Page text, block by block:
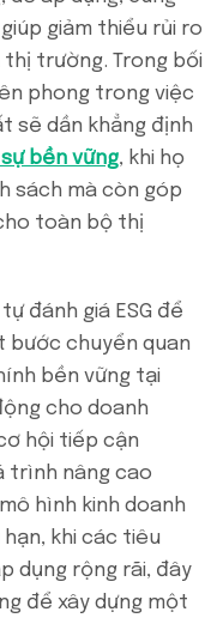
giảm thiểu rủi ro
trường. Trong bối
phong trong việc
sẽ dần khẳng định
bền vững, khi họ
sách mà còn góp
toàn bộ thị
đánh giá ESG để
bước chuyển quan
bền vững tại
cho doanh
hội tiếp cận
trình nâng cao
hình kinh doanh
khi các tiêu
dụng rộng rãi, đây
để xây dựng một